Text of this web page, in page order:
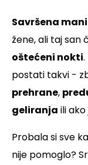
Savršena
žene, ali taj san
oštećeni nokti
postati takvi -
prehrane,
geliranja ili
Probala si sve
nije pomoglo?